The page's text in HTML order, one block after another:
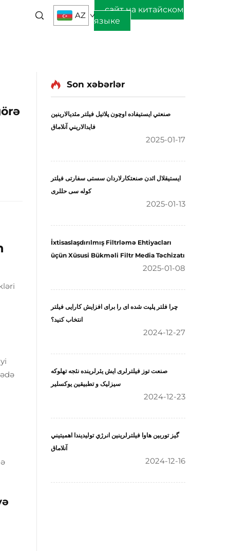
AZ
сайт на китайском
языке
Son xəbərlər
صنعتي ايستيفاده اوچون پلاتيل فيلتر مئديالارينين
فايدالاريني آنلاماق
2025-01-17
ایستیقلال ائدن صنعتکارلاردان سستی سفارتی فیلتر
کوله سی حللری
2025-01-13
İxtisaslaşdırılmış Filtrləmə Ehtiyacları
üçün Xüsusi Bükməli Filtr Media Təchizatı
2025-01-08
چرا فلتر پلیت شده ای را برای افزایش کارایی فیلتر
انتخاب کنید؟
2024-12-27
صنعت توز فیلترلری ایش یئرلرینده نئجه تهلوکه
سیزلیک و تطبیقین یوکسلیر
2024-12-23
گيز توربين هاوا فيلترلرينين انرژي توليديندا اهميتيني
آنلاماق
2024-12-16